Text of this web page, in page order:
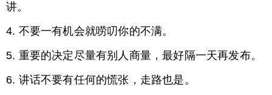
讲。
4. 不要一有机会就唠叨你的不满。
5. 重要的决定尽量有别人商量，最好隔一天再发布。
6. 讲话不要有任何的慌张，走路也是。